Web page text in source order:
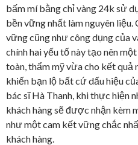
bấm mí bằng chỉ vàng 24k sử
bền vững nhất làm nguyên
vững cũng như công dụng của
chính hai yếu tố này tạo nên
toàn, thẩm mỹ vừa cho kết quả
khiến bạn lộ bất cứ dấu hiệu
bác sĩ Hà Thanh, khi thực hiện
khách hàng sẽ được nhận kèm
như một cam kết vững chắc
khách hàng.